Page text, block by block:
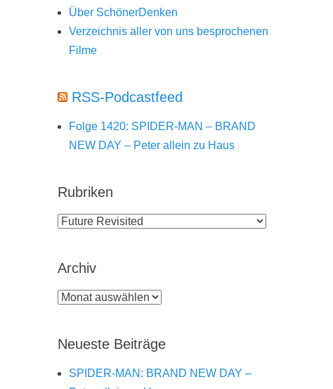
Über SchönerDenken
Verzeichnis aller von uns besprochenen
Filme
RSS-Podcastfeed
Folge 1420: SPIDER-MAN – BRAND
NEW DAY – Peter allein zu Haus
Rubriken
Rubriken
Archiv
Archiv
Neueste Beiträge
SPIDER-MAN: BRAND NEW DAY –